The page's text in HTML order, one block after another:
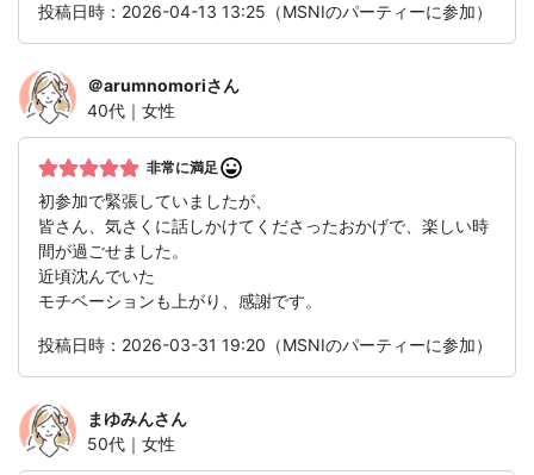
投稿日時：2026-04-13 13:25（MSNIのパーティーに参加）
＠arumnomoriさん
40代｜女性
非常に満足
初参加で緊張していましたが、
皆さん、気さくに話しかけてくださったおかげで、楽しい時
間が過ごせました。
近頃沈んでいた
モチベーションも上がり、感謝です。
投稿日時：2026-03-31 19:20（MSNIのパーティーに参加）
まゆみんさん
50代｜女性